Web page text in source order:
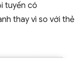
tuyến có
thay vì so với thẻ